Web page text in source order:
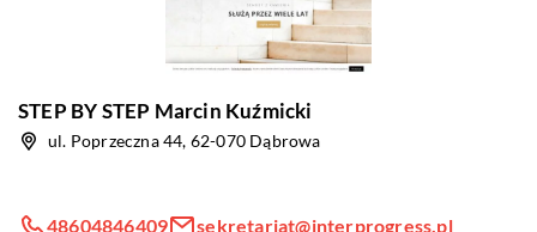
STEP BY STEP Marcin Kuźmicki
ul. Poprzeczna 44, 62-070 Dąbrowa
48604846409
sekretariat@interprogress.pl